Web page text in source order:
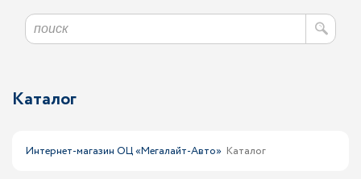
Каталог
Интернет-магазин ОЦ «Мегалайт-Авто» Каталог